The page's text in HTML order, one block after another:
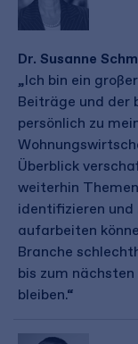
Dr. Susanne
„Ich bin ein
Beiträge und der
persönlich zu
Überblick
weiterhin
identifizieren
aufarbeiten
Branche
bis zum
bleiben.“